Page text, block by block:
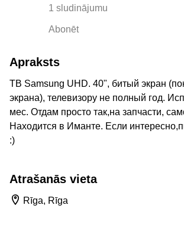
1 sludinājumu
Abonēt
Apraksts
ТВ Samsung UHD. 40", битый экран
экрана), телевизору не полный год.
мес. Отдам просто так,на запчасти,
Находится в Иманте. Если
:)
Atrašanās vieta
Rīga, Rīga